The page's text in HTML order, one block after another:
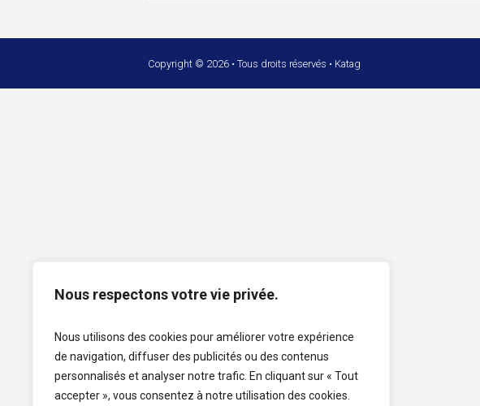
Nous respectons votre vie privée.
Nous utilisons des cookies pour améliorer votre expérience
de navigation, diffuser des publicités ou des contenus
personnalisés et analyser notre trafic. En cliquant sur « Tout
accepter », vous consentez à notre utilisation des cookies.
Copyright © 2026 • Tous droits réservés • Katag